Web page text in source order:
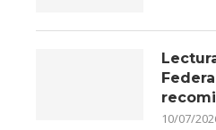
10/07/